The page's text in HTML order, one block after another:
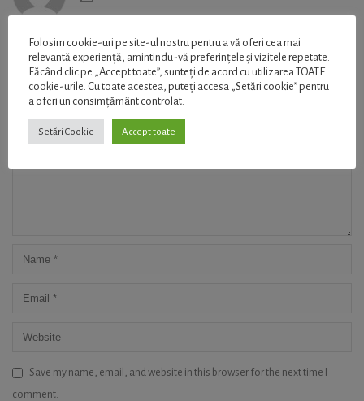
LEAVE A COMMENT
Save my name, email, and website in this browser for the next time I
comment.
Folosim cookie-uri pe site-ul nostru pentru a vă oferi cea mai
relevantă experiență, amintindu-vă preferințele și vizitele repetate.
Făcând clic pe „Accept toate”, sunteți de acord cu utilizarea TOATE
cookie-urile. Cu toate acestea, puteți accesa „Setări cookie” pentru
a oferi un consimțământ controlat.
Setări Cookie Accept toate